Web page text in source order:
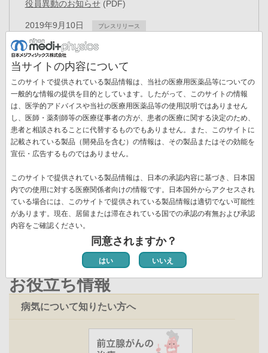
役員異動のお知らせ(PDF)
2019年9月10日 プレスリリース
「セラノスティクス」の創薬拠点が完成
2019年8月20日
核医学画像解析ソフトウェアのご提供方針について -
medi+FALCON認証取得ー(PDF)
2019年8月19日 プレスリリース
組織改正および人事異動のお知らせ(PDF)
ペ
ー
ジ先
頭
ペ
ー
ジ
« 最初
前
ペ
ー
ジ
‹‹
ペ
ー
ジ
12
ペ
ー
ジ
13
ペ
ジ
14
ペ
ジ
15
ペ
ジ
16
ペ
ジ
17
ー
ジ
ー
ジ
レ
ン
ト
ー
ジ
新着情報一覧
お役立ち情報
病気について知りたい方へ
当サイトの内容について
このサイトで提供されている製品情報は、当社の医療用医薬品等についての
一般的な情報の提供を目的としています。したがって、このサイトの情報
は、医学的アドバイスや当社の医療用医薬品等の使用説明ではありません
し、医師・薬剤師等の医療従事者の方が、患者の医療に関する決定のため、
患者と相談されることに代替するものでもありません。また、このサイトに
記載されている製品（開発品を含む）の情報は、その製品またはその効能を
宣伝・広告するものではありません。
このサイトで提供されている製品情報は、日本の承認内容に基づき、日本国
内での使用に対する医療関係者向けの情報です。日本国外からアクセスされ
ている場合には、このサイトで提供されている製品情報は適切でない可能性
があります。現在、居留または滞在されている国での承認の有無および承認
内容をご確認ください。
同意されますか？
はい いいえ